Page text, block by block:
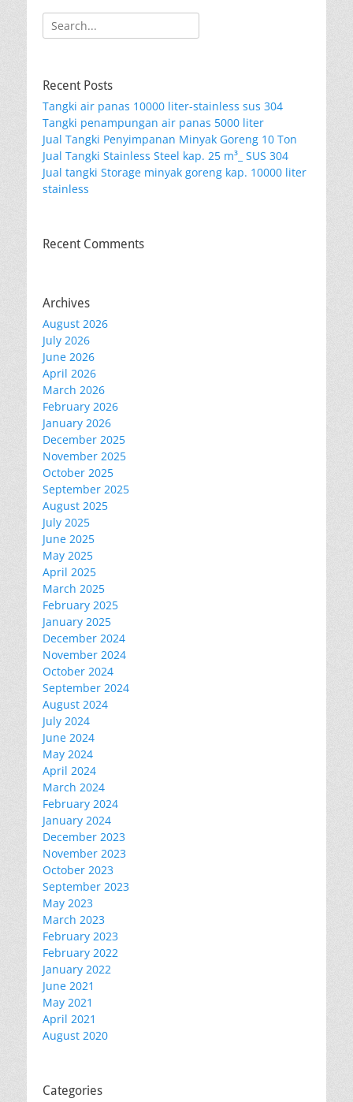
Search
for:
Recent Posts
Tangki air panas 10000 liter-stainless sus 304
Tangki penampungan air panas 5000 liter
Jual Tangki Penyimpanan Minyak Goreng 10 Ton
Jual Tangki Stainless Steel kap. 25 m³_ SUS 304
Jual tangki Storage minyak goreng kap. 10000 liter
stainless
Recent Comments
Archives
August 2026
July 2026
June 2026
April 2026
March 2026
February 2026
January 2026
December 2025
November 2025
October 2025
September 2025
August 2025
July 2025
June 2025
May 2025
April 2025
March 2025
February 2025
January 2025
December 2024
November 2024
October 2024
September 2024
August 2024
July 2024
June 2024
May 2024
April 2024
March 2024
February 2024
January 2024
December 2023
November 2023
October 2023
September 2023
May 2023
March 2023
February 2023
February 2022
January 2022
June 2021
May 2021
April 2021
August 2020
Categories